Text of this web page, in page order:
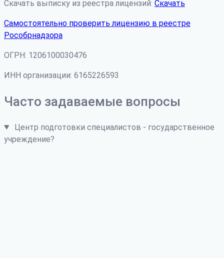
Скачать выписку из реестра лицензий: Скачать
Самостоятельно проверить лицензию в реестре
Рособрнадзора
ОГРН: 1206100030476
ИНН организации: 6165226593
Часто задаваемые вопросы
Центр подготовки специалистов - государственное
учреждение?